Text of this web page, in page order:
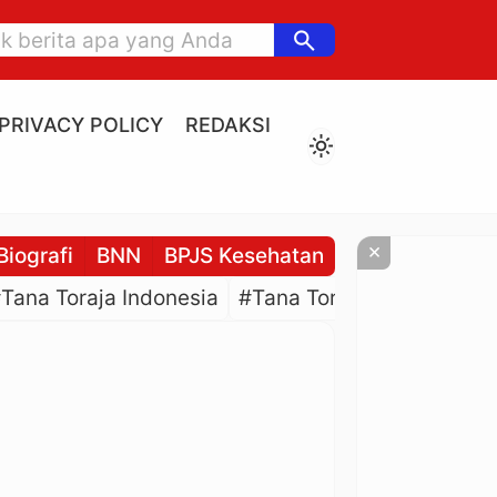
search
PRIVACY POLICY
REDAKSI
light_mode
BNN BPJS Kesehatan BPJS
Toraja Indonesia #Tana Toraja Culture
×